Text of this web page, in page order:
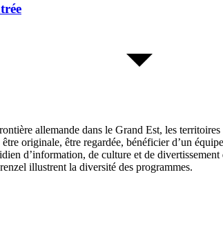
allemande dans le Grand Est, les
originale, être regardée, bénéficier d’un
d’information, de culture et de
illustrent la diversité des programmes.